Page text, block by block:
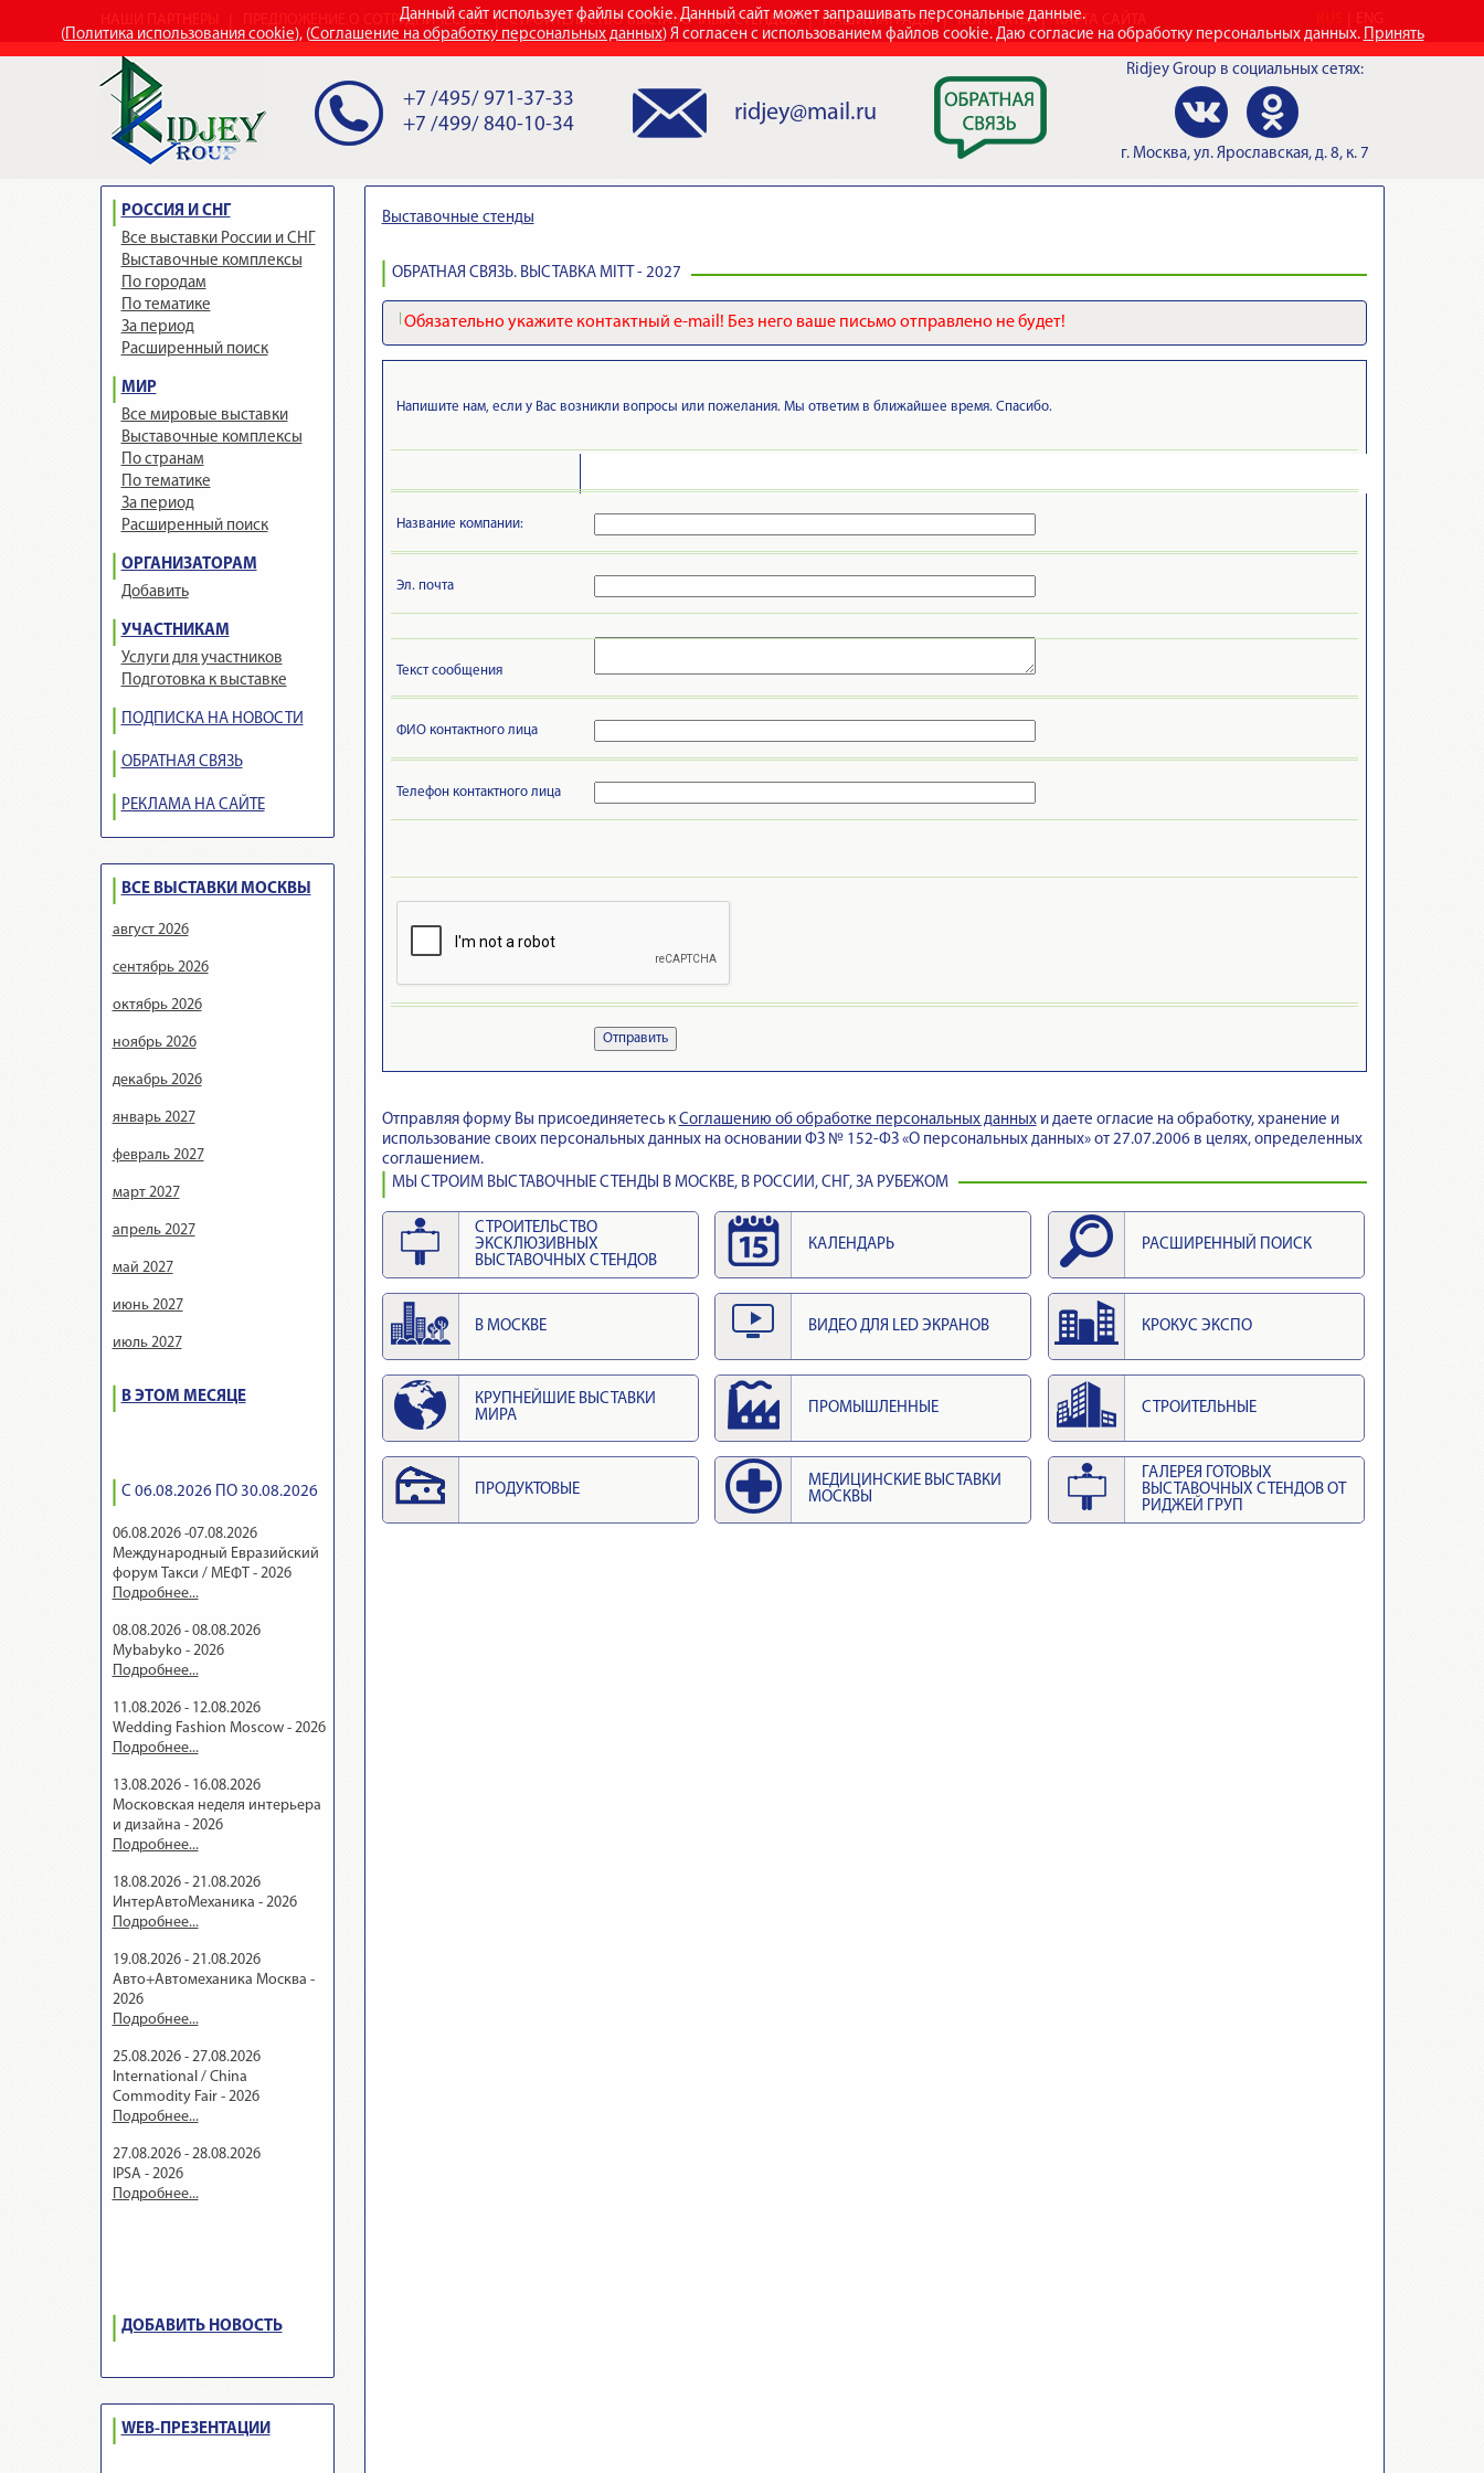
Данный сайт использует файлы cookie. Данный сайт может запрашивать персональные данные.
(Политика использования cookie), (Соглашение на обработку персональных данных) Я согласен с использованием файлов cookie. Даю согласие на обработку персональных данных. Принять
ПРЕДЛОЖЕНИЕ О СОТРУДНИЧЕСТВЕ СТРОИТЕЛЬСТВО ВЫСТАВОЧНЫХ СТЕНДОВ НАШИ НАГРАДЫ КОНТАКТЫ КАРТА САЙТА
+7 /495/ 971-37-33
+7 /499/ 840-10-34
ridjey@mail.ru
Ridjey Group в социальных сетях:
г. Москва, ул. Ярославская, д. 8, к. 7
РОССИЯ И СНГ
Все выставки России и СНГ
Выставочные комплексы
По городам
По тематике
За период
Расширенный поиск
МИР
Все мировые выставки
Выставочные комплексы
По странам
По тематике
За период
Расширенный поиск
ОРГАНИЗАТОРАМ
Добавить
УЧАСТНИКАМ
Услуги для участников
Подготовка к выставке
ПОДПИСКА НА НОВОСТИ
ОБРАТНАЯ СВЯЗЬ
РЕКЛАМА НА САЙТЕ
ВСЕ ВЫСТАВКИ МОСКВЫ
август 2026
сентябрь 2026
октябрь 2026
ноябрь 2026
декабрь 2026
январь 2027
февраль 2027
март 2027
апрель 2027
май 2027
июнь 2027
июль 2027
В ЭТОМ МЕСЯЦЕ
С 06.08.2026 ПО 30.08.2026
06.08.2026 -07.08.2026
Международный Евразийский
форум Такси / МЕФТ - 2026
Подробнее...
08.08.2026 - 08.08.2026
Mybabyko - 2026
Подробнее...
11.08.2026 - 12.08.2026
Wedding Fashion Moscow - 2026
Подробнее...
13.08.2026 - 16.08.2026
Московская неделя интерьера
и дизайна - 2026
Подробнее...
18.08.2026 - 21.08.2026
ИнтерАвтоМеханика - 2026
Подробнее...
19.08.2026 - 21.08.2026
Авто+Автомеханика Москва -
2026
Подробнее...
25.08.2026 - 27.08.2026
International / China
Commodity Fair - 2026
Подробнее...
27.08.2026 - 28.08.2026
IPSA - 2026
Подробнее...
ДОБАВИТЬ НОВОСТЬ
WEB-ПРЕЗЕНТАЦИИ
Выставочные стенды
ОБРАТНАЯ СВЯЗЬ. ВЫСТАВКА MITT - 2027
Обязательно укажите контактный e-mail! Без него ваше письмо отправлено не будет!
Напишите нам, если у Вас возникли вопросы или пожелания. Мы ответим в ближайшее время. Спасибо.
Название компании:
Эл. почта
Текст сообщения
ФИО контактного лица
Телефон контактного лица
Отправить
Отправляя форму Вы присоединяетесь к Cоглашению об обработке персональных данныхи даете огласие на обработку, хранение и
использование своих персональных данных на основании ФЗ № 152-ФЗ «О персональных данных» от 27.07.2006 в целях, определенных
соглашением.
МЫ СТРОИМ ВЫСТАВОЧНЫЕ СТЕНДЫ В МОСКВЕ, В РОССИИ, СНГ, ЗА РУБЕЖОМ
СТРОИТЕЛЬСТВО
ЭКСКЛЮЗИВНЫХ
ВЫСТАВОЧНЫХ СТЕНДОВ
КАЛЕНДАРЬ РАСШИРЕННЫЙ ПОИСК
В МОСКВЕ ВИДЕО ДЛЯ LED ЭКРАНОВ КРОКУС ЭКСПО
КРУПНЕЙШИЕ ВЫСТАВКИ
МИРА
ПРОМЫШЛЕННЫЕ СТРОИТЕЛЬНЫЕ
ПРОДУКТОВЫЕ
МЕДИЦИНСКИЕ ВЫСТАВКИ
МОСКВЫ
ГАЛЕРЕЯ ГОТОВЫХ
ВЫСТАВОЧНЫХ СТЕНДОВ ОТ
РИДЖЕЙ ГРУП